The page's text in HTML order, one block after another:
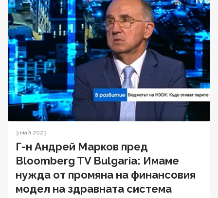
3 май 2023
Г-н Андрей Марков пред
Bloomberg TV Bulgaria: Имаме
нужда от промяна на финансовия
модел на здравната система